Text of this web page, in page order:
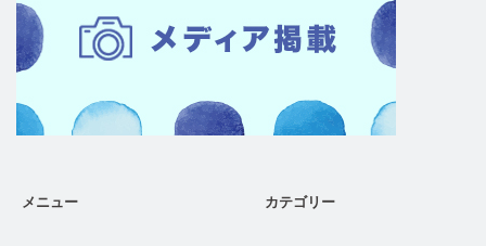
メニュー カテゴリー